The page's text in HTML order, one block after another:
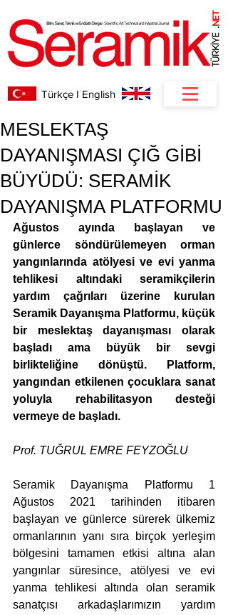
.
NET
Türkçe I English
MESLEKTAŞ
DAYANIŞMASI ÇIĞ GİBİ
BÜYÜDÜ: SERAMİK
DAYANIŞMA PLATFORMU
Ağustos ayında başlayan ve
günlerce söndürülemeyen orman
yangınlarında atölyesi ve evi yanma
tehlikesi altındaki seramikçilerin
yardım çağrıları üzerine kurulan
Seramik Dayanışma Platformu, küçük
bir meslektaş dayanışması olarak
başladı ama büyük bir sevgi
birlikteliğine dönüştü. Platform,
yangından etkilenen çocuklara sanat
yoluyla rehabilitasyon desteği
vermeye de başladı.
Prof. TUĞRUL EMRE FEYZOĞLU
Seramik Dayanışma Platformu 1
Ağustos 2021 tarihinden itibaren
başlayan ve günlerce sürerek ülkemiz
ormanlarının yanı sıra birçok yerleşim
bölgesini tamamen etkisi altına alan
yangınlar süresince, atölyesi ve evi
yanma tehlikesi altında olan seramik
sanatçısı arkadaşlarımızın yardım